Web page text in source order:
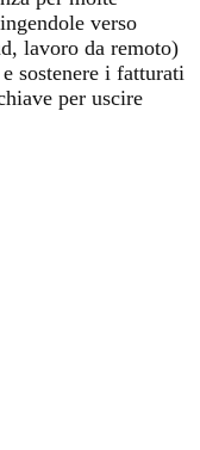
verso
lavoro da remoto)
sostenere i fatturati
per uscire